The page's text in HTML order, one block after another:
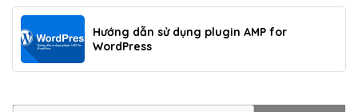
Hướng dẫn sử dụng plugin AMP for
WordPress